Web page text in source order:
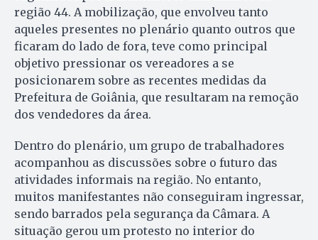
região 44. A mobilização, que envolveu tanto
aqueles presentes no plenário quanto outros que
ficaram do lado de fora, teve como principal
objetivo pressionar os vereadores a se
posicionarem sobre as recentes medidas da
Prefeitura de Goiânia, que resultaram na remoção
dos vendedores da área.
Dentro do plenário, um grupo de trabalhadores
acompanhou as discussões sobre o futuro das
atividades informais na região. No entanto,
muitos manifestantes não conseguiram ingressar,
sendo barrados pela segurança da Câmara. A
situação gerou um protesto no interior do